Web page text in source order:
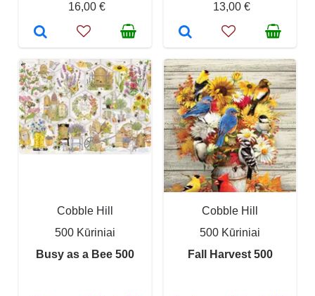
16,00 €
13,00 €
Cobble Hill
500 Kūriniai
Busy as a Bee 500
Cobble Hill
500 Kūriniai
Fall Harvest 500